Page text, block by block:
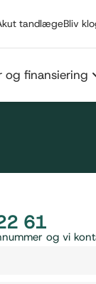
tandlægeBliv
og finansiering
61
og vi